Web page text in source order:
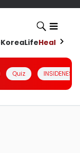
KoreaLifeHealth
Quiz INSIDENESIA